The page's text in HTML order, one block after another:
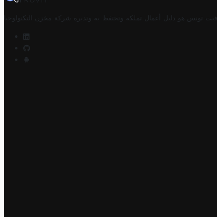
تونس هو دليل أعمال تملكه وتحتفظ به وتديره شركة مخزن التكنولوجيا